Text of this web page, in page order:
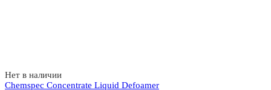
Нет в наличии
Chemspec Concentrate Liquid Defoamer